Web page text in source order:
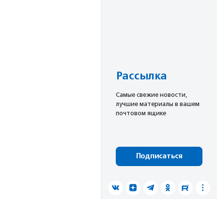
Рассылка
Cамые свежие новости,
лучшие материалы в вашем
почтовом ящике
Подписаться